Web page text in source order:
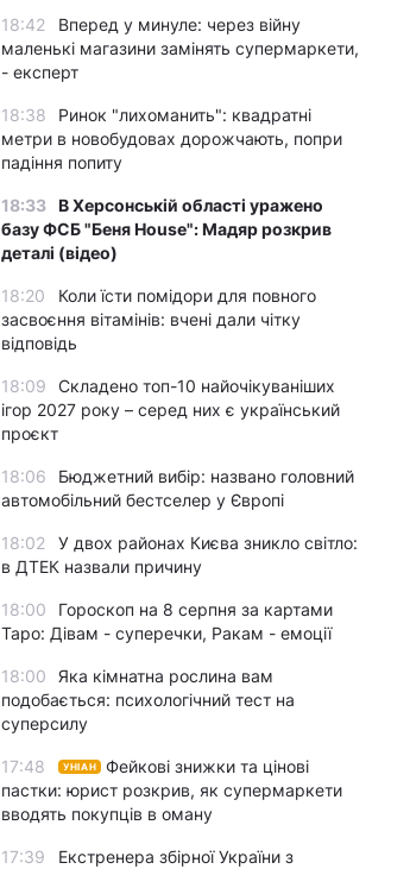
18:42
Вперед у минуле: через війну
маленькі магазини замінять супермаркети,
- експерт
18:38
Ринок "лихоманить": квадратні
метри в новобудовах дорожчають, попри
падіння попиту
18:33 В Херсонській області уражено
базу ФСБ "Беня House": Мадяр розкрив
деталі (відео)
18:20
Коли їсти помідори для повного
засвоєння вітамінів: вчені дали чітку
відповідь
18:09
Складено топ-10 найочікуваніших
ігор 2027 року – серед них є український
проєкт
18:06
Бюджетний вибір: названо головний
автомобільний бестселер у Європі
18:02
У двох районах Києва зникло світло:
в ДТЕК назвали причину
18:00
Гороскоп на 8 серпня за картами
Таро: Дівам - суперечки, Ракам - емоції
18:00
Яка кімнатна рослина вам
подобається: психологічний тест на
суперсилу
17:48 УНІАН
Фейкові знижки та цінові
пастки: юрист розкрив, як супермаркети
вводять покупців в оману
17:39
Екстренера збірної України з